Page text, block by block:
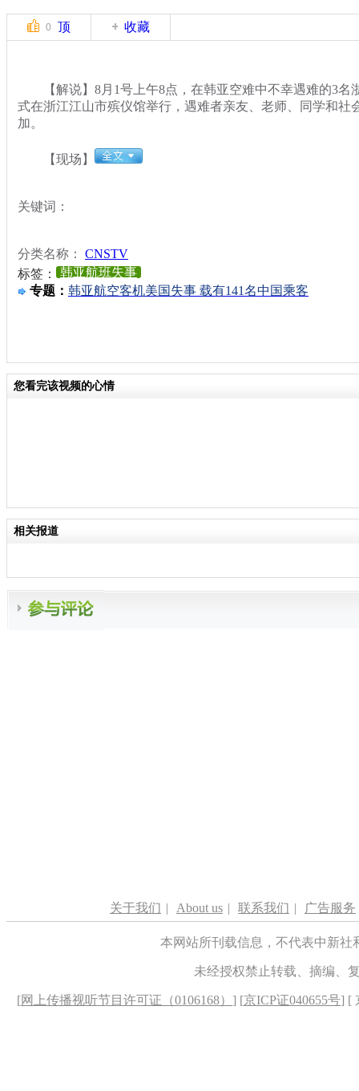
0 顶 收藏
【解说】8月1号上午8点，在韩亚空难中不幸遇难的3名
式在浙江江山市殡仪馆举行，遇难者亲友、老师、同学和社
加。
【现场】
关键词：
分类名称： CNSTV
标签：
韩亚航班失事
专题： 韩亚航空客机美国失事 载有141名中国乘客
您看完该视频的心情
相关报道
关于我们 | About us | 联系我们 | 广告服务
本网站所刊载信息，不代表中新
未经授权禁止转载、摘编、
[网上传播视听节目许可证（0106168） ] [京ICP证040655号] [